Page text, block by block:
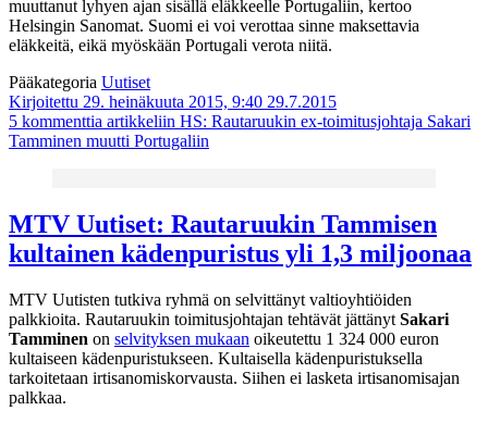
muuttanut lyhyen ajan sisällä eläkkeelle Portugaliin, kertoo
Helsingin Sanomat. Suomi ei voi verottaa sinne maksettavia
eläkkeitä, eikä myöskään Portugali verota niitä.
Pääkategoria Uutiset
Kirjoitettu 29. heinäkuuta 2015, 9:40 29.7.2015
5 kommenttia artikkeliin HS: Rautaruukin ex-toimitusjohtaja Sakari
Tamminen muutti Portugaliin
MTV Uutiset: Rautaruukin Tammisen
kultainen kädenpuristus yli 1,3 miljoonaa
MTV Uutisten tutkiva ryhmä on selvittänyt valtioyhtiöiden
palkkioita. Rautaruukin toimitusjohtajan tehtävät jättänyt Sakari
Tamminen on selvityksen mukaan oikeutettu 1 324 000 euron
kultaiseen kädenpuristukseen. Kultaisella kädenpuristuksella
tarkoitetaan irtisanomiskorvausta. Siihen ei lasketa irtisanomisajan
palkkaa.